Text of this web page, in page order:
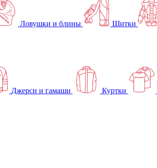
Ловушки и блины Щитки
Джерси и гамаши Куртки